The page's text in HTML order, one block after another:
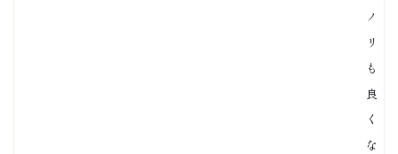
ノ
リ
も
良
く
な